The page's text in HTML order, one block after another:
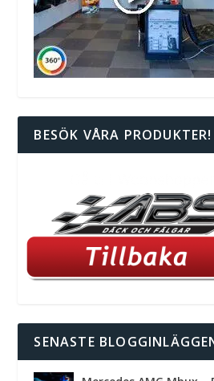
BESÖK VÅRA PRODUKTER!
SENASTE